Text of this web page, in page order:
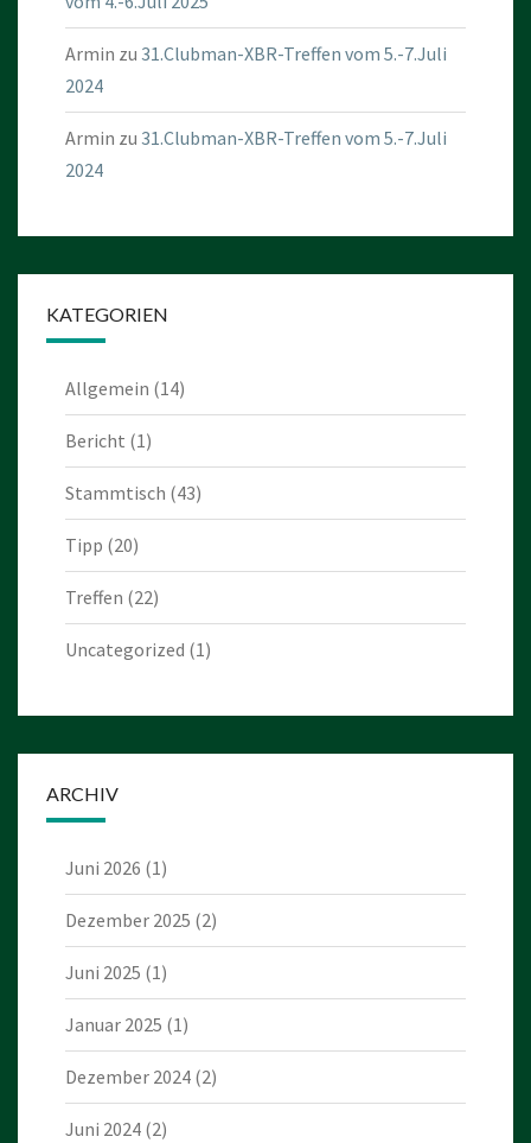
Armin zu 31.Clubman-XBR-Treffen vom 5.-7.Juli
2024
Armin zu 31.Clubman-XBR-Treffen vom 5.-7.Juli
2024
KATEGORIEN
Allgemein (14)
Bericht (1)
Stammtisch (43)
Tipp (20)
Treffen (22)
Uncategorized (1)
ARCHIV
Juni 2026 (1)
Dezember 2025 (2)
Juni 2025 (1)
Januar 2025 (1)
Dezember 2024 (2)
Juni 2024 (2)